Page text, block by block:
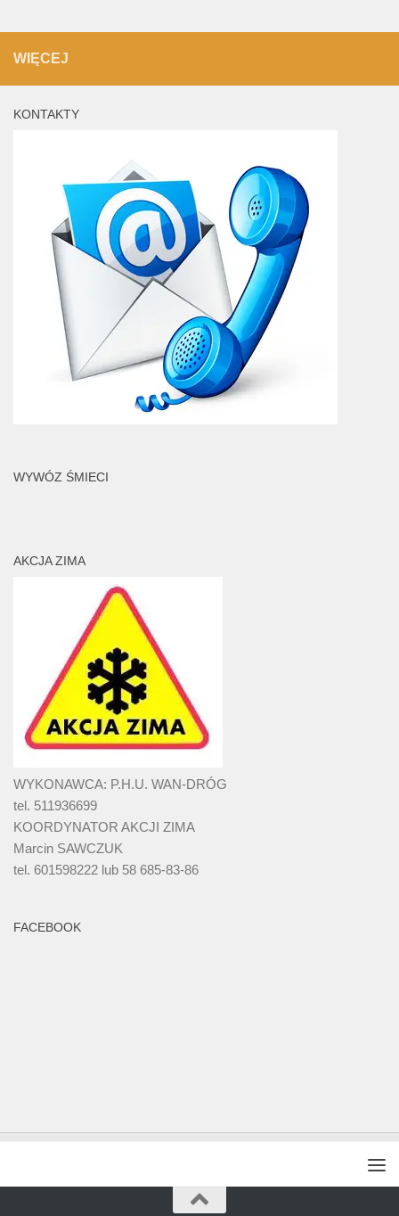
WIĘCEJ
KONTAKTY
WYWÓZ ŚMIECI
AKCJA ZIMA
WYKONAWCA: P.H.U. WAN-DRÓG
tel. 511936699
KOORDYNATOR AKCJI ZIMA
Marcin SAWCZUK
tel. 601598222 lub 58 685-83-86
FACEBOOK